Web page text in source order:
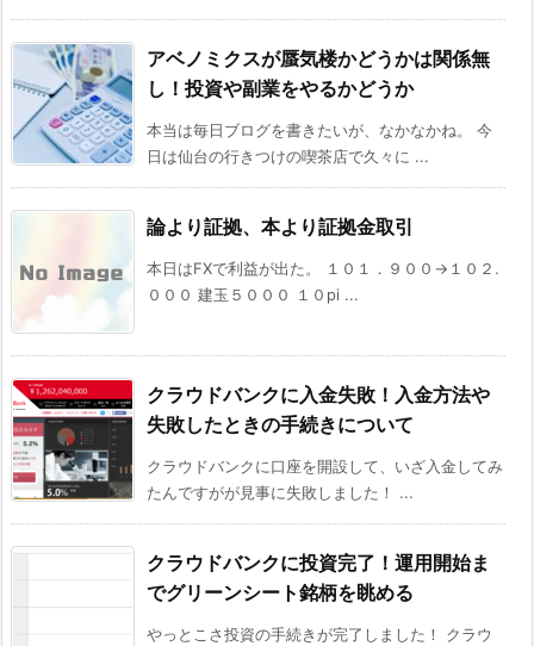
アベノミクスが蜃気楼かどうかは関係無
し！投資や副業をやるかどうか
本当は毎日ブログを書きたいが、なかなかね。 今
日は仙台の行きつけの喫茶店で久々に ...
論より証拠、本より証拠金取引
本日はFXで利益が出た。 １０１．９００→１０２.
０００ 建玉５０００ １０pi ...
クラウドバンクに入金失敗！入金方法や
失敗したときの手続きについて
クラウドバンクに口座を開設して、いざ入金してみ
たんですがが見事に失敗しました！ ...
クラウドバンクに投資完了！運用開始ま
でグリーンシート銘柄を眺める
やっとこさ投資の手続きが完了しました！ クラウ